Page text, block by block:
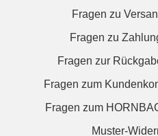
Fragen zu
Fragen zu
Fragen zur
Fragen zum
Fragen zum
Muster-